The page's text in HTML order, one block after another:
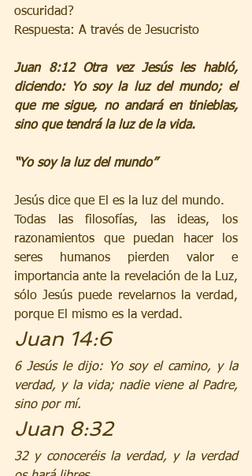
oscuridad?
Respuesta: A través de Jesucristo
Juan 8:12 Otra vez Jesús les habló,
diciendo: Yo soy la luz del mundo; el
que me sigue, no andará en tinieblas,
sino que tendrá la luz de la vida.
“Yo soy la luz del mundo”
Jesús dice que El es la luz del mundo.
Todas las filosofías, las ideas, los
razonamientos que puedan hacer los
seres humanos pierden valor e
importancia ante la revelación de la Luz,
sólo Jesús puede revelarnos la verdad,
porque El mismo es la verdad.
Juan 14:6
6 Jesús le dijo: Yo soy el camino, y la
verdad, y la vida; nadie viene al Padre,
sino por mí.
Juan 8:32
32 y conoceréis la verdad, y la verdad